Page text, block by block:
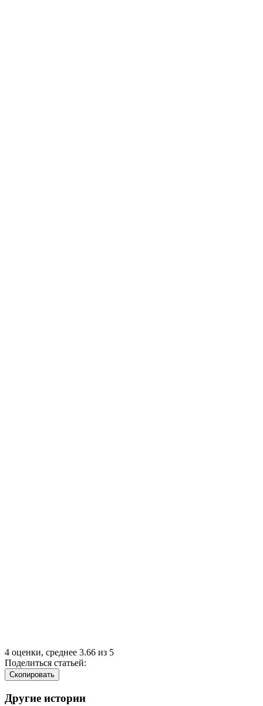
4 оценки, среднее 3.66 из 5
Поделиться статьей:
Cкопировать
Другие истории